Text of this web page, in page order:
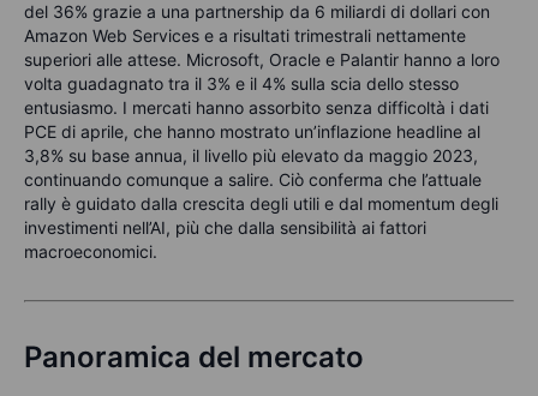
del 36% grazie a una partnership da 6 miliardi di dollari con
Amazon Web Services e a risultati trimestrali nettamente
superiori alle attese. Microsoft, Oracle e Palantir hanno a loro
volta guadagnato tra il 3% e il 4% sulla scia dello stesso
entusiasmo. I mercati hanno assorbito senza difficoltà i dati
PCE di aprile, che hanno mostrato un’inflazione headline al
3,8% su base annua, il livello più elevato da maggio 2023,
continuando comunque a salire. Ciò conferma che l’attuale
rally è guidato dalla crescita degli utili e dal momentum degli
investimenti nell’AI, più che dalla sensibilità ai fattori
macroeconomici.
Panoramica del mercato